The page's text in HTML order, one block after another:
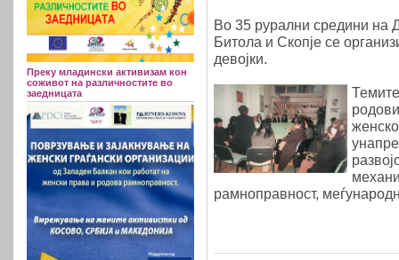
Преку младински активизам кон
соживот на различностите во
заедницата
Во 35 рурални средини на
Битола и Скопје се
девојки.
рамноправност,